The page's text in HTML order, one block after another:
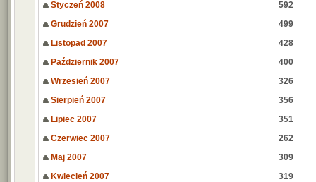
Styczeń 2008
592
Grudzień 2007
499
Listopad 2007
428
Październik 2007
400
Wrzesień 2007
326
Sierpień 2007
356
Lipiec 2007
351
Czerwiec 2007
262
Maj 2007
309
Kwiecień 2007
319